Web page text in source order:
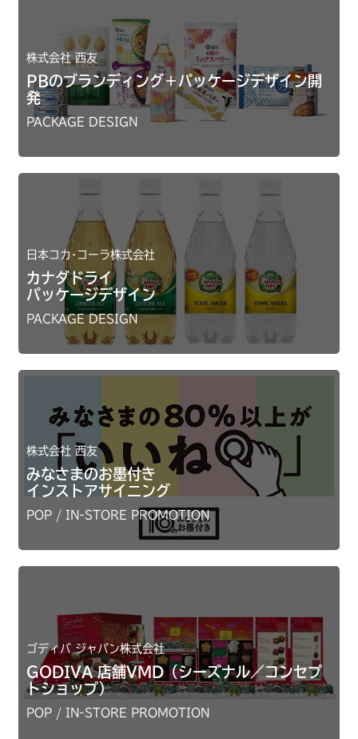
株式会社 西友
PBのブランディング＋パッケージデザイン開
発
PACKAGE DESIGN
日本コカ･コーラ株式会社
カナダドライ
パッケージデザイン
PACKAGE DESIGN
株式会社 西友
みなさまのお墨付き
インストアサイニング
POP / IN-STORE PROMOTION
ゴディバ ジャパン株式会社
GODIVA 店舗VMD（シーズナル／コンセプ
トショップ）
POP / IN-STORE PROMOTION